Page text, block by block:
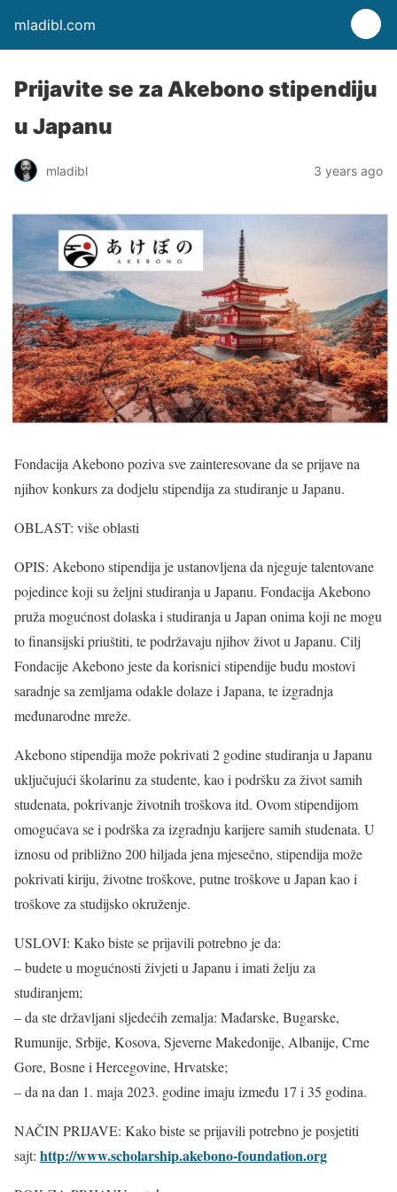
mladibl.com
Prijavite se za Akebono stipendiju
u Japanu
mladibl 3 years ago
Fondacija Akebono poziva sve zainteresovane da se prijave na
njihov konkurs za dodjelu stipendija za studiranje u Japanu.
OBLAST: više oblasti
OPIS: Akebono stipendija je ustanovljena da njeguje talentovane
pojedince koji su željni studiranja u Japanu. Fondacija Akebono
pruža mogućnost dolaska i studiranja u Japan onima koji ne mogu
to finansijski priuštiti, te podržavaju njihov život u Japanu. Cilj
Fondacije Akebono jeste da korisnici stipendije budu mostovi
saradnje sa zemljama odakle dolaze i Japana, te izgradnja
međunarodne mreže.
Akebono stipendija može pokrivati 2 godine studiranja u Japanu
uključujući školarinu za studente, kao i podršku za život samih
studenata, pokrivanje životnih troškova itd. Ovom stipendijom
omogućava se i podrška za izgradnju karijere samih studenata. U
iznosu od približno 200 hiljada jena mjesečno, stipendija može
pokrivati kiriju, životne troškove, putne troškove u Japan kao i
troškove za studijsko okruženje.
USLOVI: Kako biste se prijavili potrebno je da:
– budete u mogućnosti živjeti u Japanu i imati želju za
studiranjem;
– da ste državljani sljedećih zemalja: Mađarske, Bugarske,
Rumunije, Srbije, Kosova, Sjeverne Makedonije, Albanije, Crne
Gore, Bosne i Hercegovine, Hrvatske;
– da na dan 1. maja 2023. godine imaju između 17 i 35 godina.
NAČIN PRIJAVE: Kako biste se prijavili potrebno je posjetiti
sajt: http://www.scholarship.akebono-foundation.org